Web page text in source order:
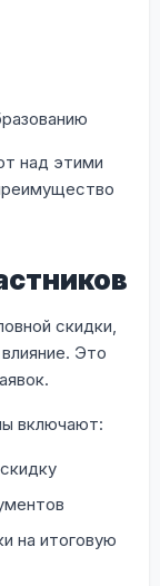
над этими
скидки,
Это
включают:
на итоговую